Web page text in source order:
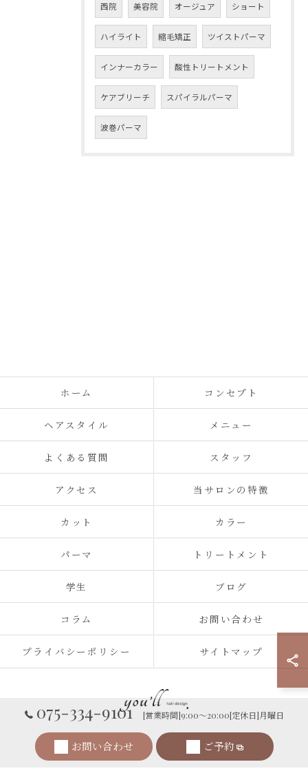
西院 美容院 オージュア ショート
ハイライト 縮毛矯正 ツイストパーマ
インナーカラー 酸性トリートメント
ケアブリーチ スパイラルパーマ
波巻パーマ
075-334-9101 [営業時間]9:00～20:00[定休日]月曜日
お問い合わせ ご予約
ホーム コンセプト
ヘアスタイル メニュー
よくある質問 スタッフ
アクセス 当サロンの特徴
カット カラー
パーマ トリートメント
学生 ブログ
コラム お問い合わせ
プライバシーポリシー サイトマップ
© 2026 you'll hair design - 京都・西院の、髪と心が整う美容室。 ALL RIGHTS
RESERVED.